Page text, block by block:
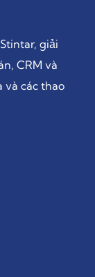
giải
CRM và
và các thao